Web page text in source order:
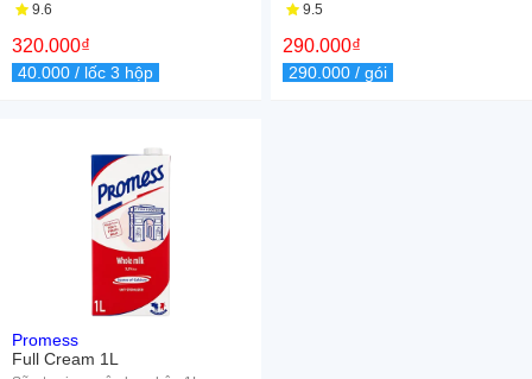
9.6
320.000₫
40.000 / lốc 3 hộp
9.5
290.000₫
290.000 / gói
Promess
Full Cream 1L